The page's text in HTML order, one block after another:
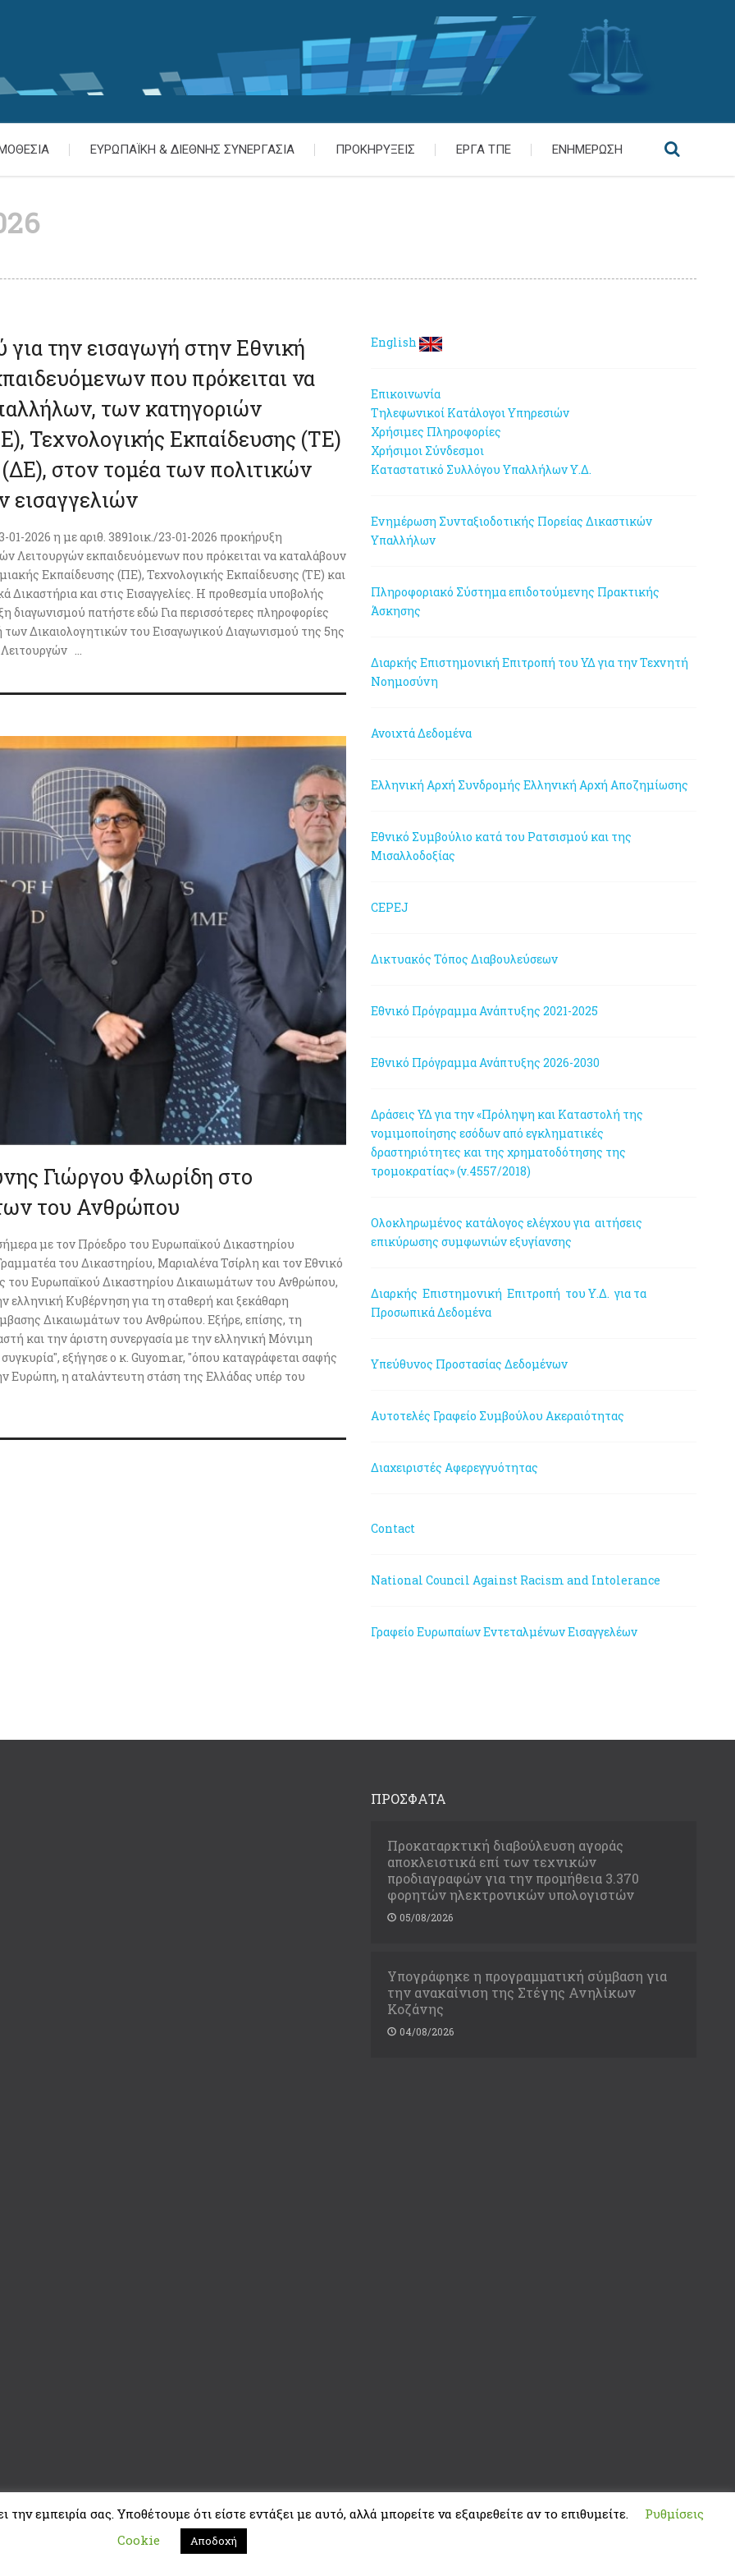
ΕΥΡΩΠΑΪΚΗ & ΔΙΕΘΝΗΣ ΣΥΝΕΡΓΑΣΙΑ ΠΡΟΚΗΡΥΞΕΙΣ ΕΡΓΑ ΤΠΕ ΕΝΗΜΕΡΩΣΗ
την εισαγωγή στην Εθνική
που πρόκειται να
των κατηγοριών
Τεχνολογικής Εκπαίδευσης (ΤΕ)
στον τομέα των πολιτικών
εισαγγελιών
2026 η με αριθ. 3891οικ./23-01-2026 προκήρυξη
Λειτουργών εκπαιδευόμενων που πρόκειται να καταλάβουν
Εκπαίδευσης (ΠΕ), Τεχνολογικής Εκπαίδευσης (ΤΕ) και
και στις Εισαγγελίες. Η προθεσμία υποβολής
διαγωνισμού πατήστε εδώ Για περισσότερες πληροφορίες
Δικαιολογητικών του Εισαγωγικού Διαγωνισμού της 5ης
...
Γιώργου Φλωρίδη στο
του Ανθρώπου
με τον Πρόεδρο του Ευρωπαϊκού Δικαστηρίου
του Δικαστηρίου, Μαριαλένα Τσίρλη και τον Εθνικό
Ευρωπαϊκού Δικαστηρίου Δικαιωμάτων του Ανθρώπου,
Κυβέρνηση για τη σταθερή και ξεκάθαρη
Δικαιωμάτων του Ανθρώπου. Εξήρε, επίσης, τη
και την άριστη συνεργασία με την ελληνική Μόνιμη
εξήγησε ο κ. Guyomar, "όπου καταγράφεται σαφής
Ευρώπη, η αταλάντευτη στάση της Ελλάδας υπέρ του
English
Επικοινωνία
Τηλεφωνικοί Κατάλογοι Υπηρεσιών
Χρήσιμες Πληροφορίες
Χρήσιμοι Σύνδεσμοι
Καταστατικό Συλλόγου Υπαλλήλων Υ.Δ.
Ενημέρωση Συνταξιοδοτικής Πορείας Δικαστικών
Υπαλλήλων
Πληροφοριακό Σύστημα επιδοτούμενης Πρακτικής
Άσκησης
Διαρκής Επιστημονική Επιτροπή του ΥΔ για την Τεχνητή
Νοημοσύνη
Ανοιχτά Δεδομένα
Ελληνική Αρχή Συνδρομής Ελληνική Αρχή Αποζημίωσης
Εθνικό Συμβούλιο κατά του Ρατσισμού και της
Μισαλλοδοξίας
CEPEJ
Δικτυακός Τόπος Διαβουλεύσεων
Εθνικό Πρόγραμμα Ανάπτυξης 2021-2025
Εθνικό Πρόγραμμα Ανάπτυξης 2026-2030
Δράσεις ΥΔ για την «Πρόληψη και Καταστολή της
νομιμοποίησης εσόδων από εγκληματικές
δραστηριότητες και της χρηματοδότησης της
τρομοκρατίας» (ν.4557/2018)
Ολοκληρωμένος κατάλογος ελέγχου για αιτήσεις
επικύρωσης συμφωνιών εξυγίανσης
Διαρκής Επιστημονική Επιτροπή του Υ.Δ. για τα
Προσωπικά Δεδομένα
Υπεύθυνος Προστασίας Δεδομένων
Αυτοτελές Γραφείο Συμβούλου Ακεραιότητας
Διαχειριστές Αφερεγγυότητας
Contact
National Council Against Racism and Intolerance
Γραφείο Ευρωπαίων Εντεταλμένων Εισαγγελέων
ΠΡΟΣΦΑΤΑ
Προκαταρκτική διαβούλευση αγοράς
αποκλειστικά επί των τεχνικών
προδιαγραφών για την προμήθεια 3.370
φορητών ηλεκτρονικών υπολογιστών
05/08/2026
Υπογράφηκε η προγραμματική σύμβαση για
την ανακαίνιση της Στέγης Ανηλίκων
Κοζάνης
04/08/2026
εμπειρία σας. Υποθέτουμε ότι είστε εντάξει με αυτό, αλλά μπορείτε να εξαιρεθείτε αν το επιθυμείτε.
Ρυθμίσεις
Cookie
Αποδοχή